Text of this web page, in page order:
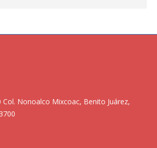
Col. Nonoalco Mixcoac, Benito Juárez,